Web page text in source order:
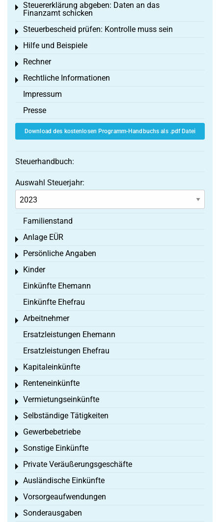
Steuererklärung abgeben: Daten an das
Finanzamt schicken
Toggle menu
Steuerbescheid prüfen: Kontrolle muss sein
Toggle menu
Hilfe und Beispiele
Toggle menu
Rechner
Toggle menu
Rechtliche Informationen
Toggle menu
Impressum
Presse
Download des kostenlosen Programm-Handbuchs als .pdf Datei
Steuerhandbuch:
Auswahl Steuerjahr:
Familienstand
Anlage EÜR
Toggle menu
Persönliche Angaben
Toggle menu
Kinder
Toggle menu
Einkünfte Ehemann
Einkünfte Ehefrau
Arbeitnehmer
Toggle menu
Ersatzleistungen Ehemann
Ersatzleistungen Ehefrau
Kapitaleinkünfte
Toggle menu
Renteneinkünfte
Toggle menu
Vermietungseinkünfte
Toggle menu
Selbständige Tätigkeiten
Toggle menu
Gewerbebetriebe
Toggle menu
Sonstige Einkünfte
Toggle menu
Private Veräußerungsgeschäfte
Toggle menu
Ausländische Einkünfte
Toggle menu
Vorsorgeaufwendungen
Toggle menu
Sonderausgaben
Toggle menu